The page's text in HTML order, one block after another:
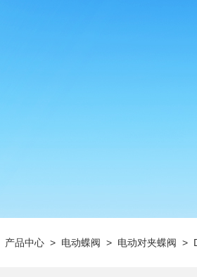
产品中心 > 电动蝶阀 > 电动对夹蝶阀 >